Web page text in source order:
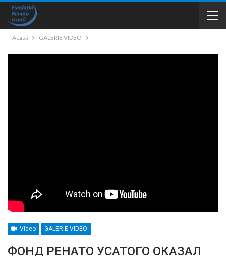
Acasă GALERIE VIDEO
Video GALERIE VIDEO
ФОНД РЕНАТО УСАТОГО ОКАЗАЛ